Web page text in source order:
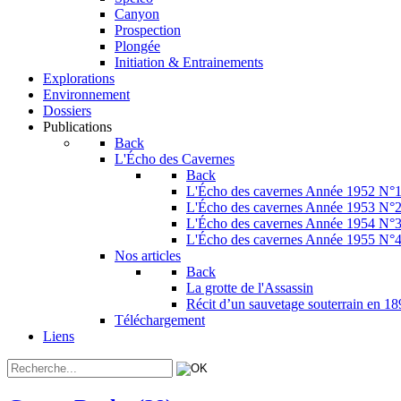
Canyon
Prospection
Plongée
Initiation & Entrainements
Explorations
Environnement
Dossiers
Publications
Back
L'Écho des Cavernes
Back
L'Écho des cavernes Année 1952 N°1
L'Écho des cavernes Année 1953 N°2
L'Écho des cavernes Année 1954 N°3
L'Écho des cavernes Année 1955 N°4
Nos articles
Back
La grotte de l'Assassin
Récit d’un sauvetage souterrain en
Téléchargement
Liens